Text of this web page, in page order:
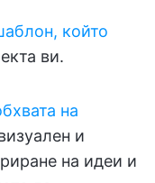
който
ви.
на
и
на идеи и